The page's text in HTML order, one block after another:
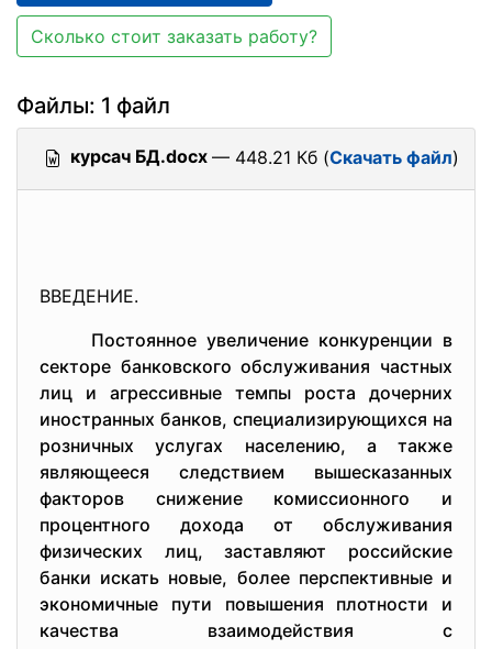
Сколько стоит заказать работу?
Файлы: 1 файл
курсач БД.docx — 448.21 Кб (Скачать файл)
ВВЕДЕНИЕ.
Постоянное увеличение конкуренции в
секторе банковского обслуживания частных
лиц и агрессивные темпы роста дочерних
иностранных банков, специализирующихся на
розничных услугах населению, а также
являющееся следствием вышесказанных
факторов снижение комиссионного и
процентного дохода от обслуживания
физических лиц, заставляют российские
банки искать новые, более перспективные и
экономичные пути повышения плотности и
качества взаимодействия с